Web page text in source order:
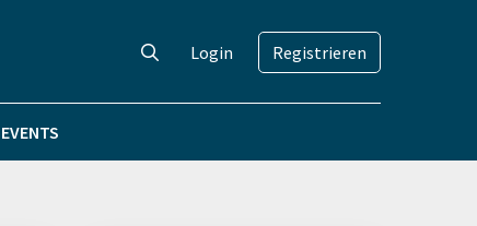
Login Registrieren
EVENTS